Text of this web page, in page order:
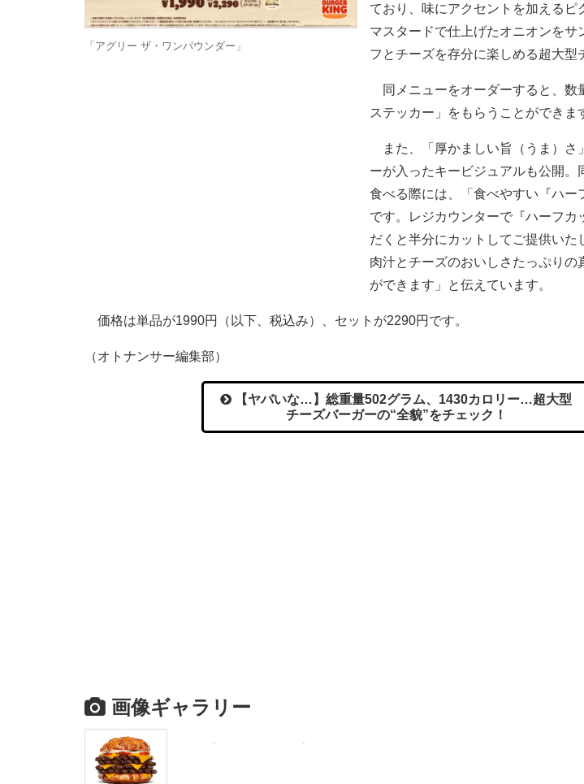
「アグリー ザ・ワンパウンダー」
ており、味にアクセントを加えるピ
マスタードで仕上げたオニオンをサ
フとチーズを存分に楽しめる超大型
同メニューをオーダーすると、数
ステッカー」をもらうことができま
また、「厚かましい旨（うま）さ
ーが入ったキービジュアルも公開。
食べる際には、「食べやすい『ハー
です。レジカウンターで『ハーフカ
だくと半分にカットしてご提供いた
肉汁とチーズのおいしさたっぷりの
ができます」と伝えています。
価格は単品が1990円（以下、税込み）、セットが2290円です。
（オトナンサー編集部）
【ヤバいな…】総重量502グラム、1430カロリー…超大型
チーズバーガーの“全貌”をチェック！
画像ギャラリー